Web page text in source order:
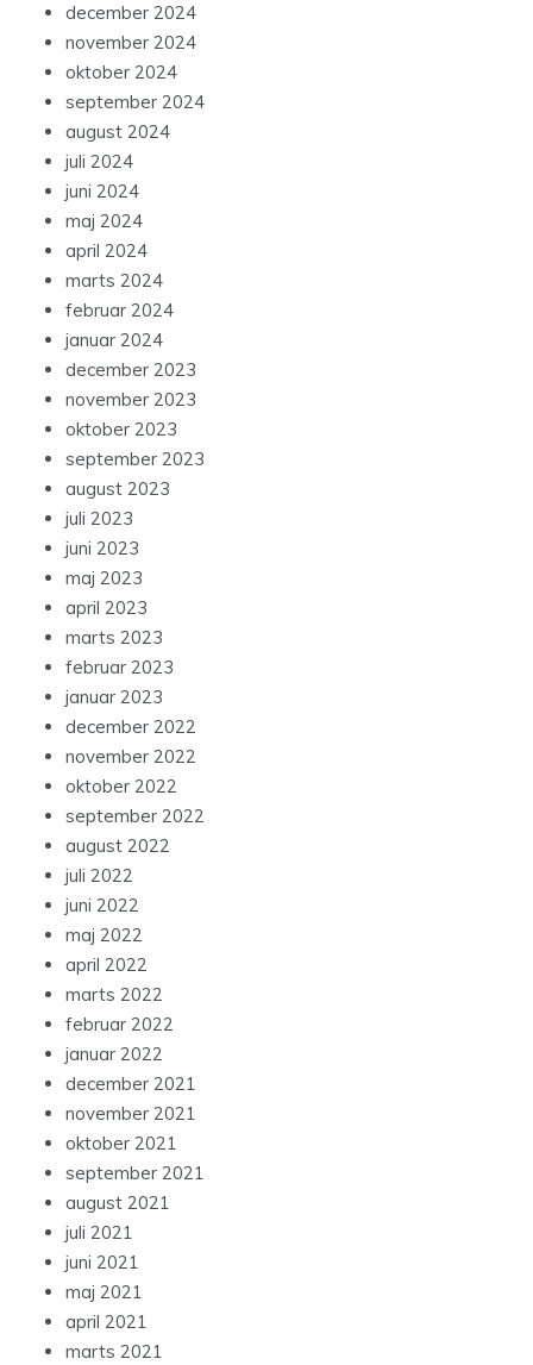
december 2024
november 2024
oktober 2024
september 2024
august 2024
juli 2024
juni 2024
maj 2024
april 2024
marts 2024
februar 2024
januar 2024
december 2023
november 2023
oktober 2023
september 2023
august 2023
juli 2023
juni 2023
maj 2023
april 2023
marts 2023
februar 2023
januar 2023
december 2022
november 2022
oktober 2022
september 2022
august 2022
juli 2022
juni 2022
maj 2022
april 2022
marts 2022
februar 2022
januar 2022
december 2021
november 2021
oktober 2021
september 2021
august 2021
juli 2021
juni 2021
maj 2021
april 2021
marts 2021